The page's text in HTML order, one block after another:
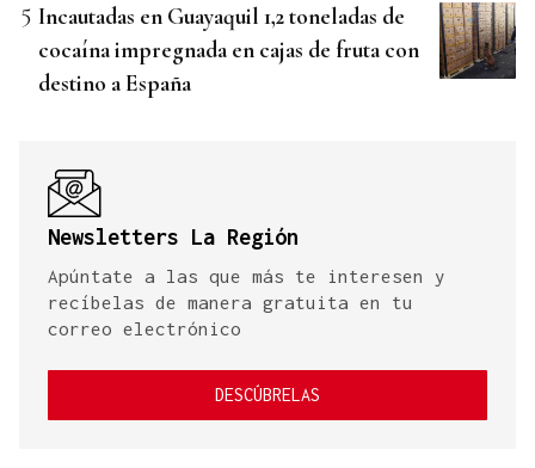
Incautadas en Guayaquil 1,2 toneladas de
cocaína impregnada en cajas de fruta con
destino a España
Newsletters La Región
Apúntate a las que más te interesen y
recíbelas de manera gratuita en tu
correo electrónico
DESCÚBRELAS